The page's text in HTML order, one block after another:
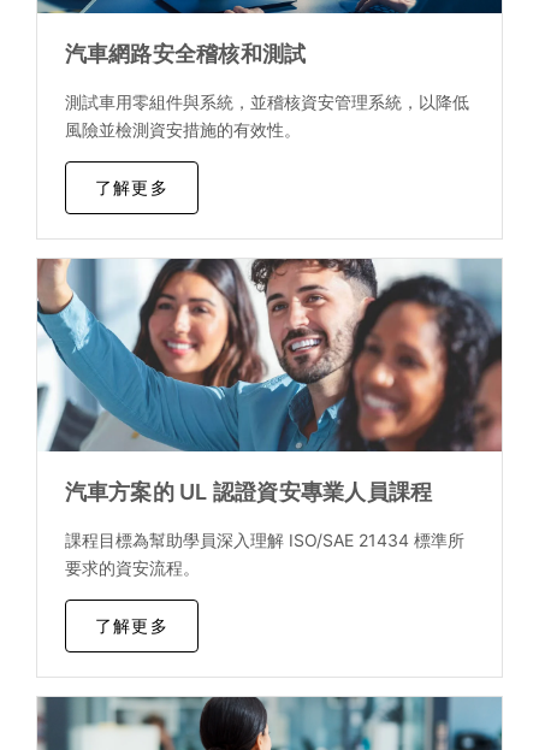
汽車網路安全稽核和測試
測試車用零組件與系統，並稽核資安管理系統，以降低
風險並檢測資安措施的有效性。
了解更多
汽車方案的 UL 認證資安專業人員課程
課程目標為幫助學員深入理解 ISO/SAE 21434 標準所
要求的資安流程。
了解更多